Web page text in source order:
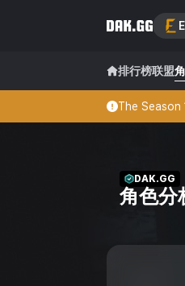
排行榜联盟
The
DAK.GG
角色分